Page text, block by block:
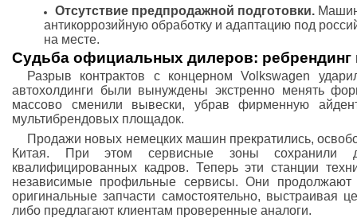
Отсутствие предпродажной подготовки.
антикоррозийную обработку и адаптацию под
на месте.
Судьба официальных дилеров: ребрендинг
Разрыв контрактов с концерном Volkswagen
автохолдинги были вынуждены экстренно менять
массово сменили вывески, убрав фирменную
мультибрендовых площадок.
Продажи новых немецких машин прекратились,
Китая. При этом сервисные зоны сохранили
квалифицированных кадров. Теперь эти станции
независимые профильные сервисы. Они продолжают
оригинальные запчасти самостоятельно, выстраивая
либо предлагают клиентам проверенные аналоги.